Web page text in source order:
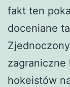
fakt ten
doceniane
zagraniczne
hokeistów